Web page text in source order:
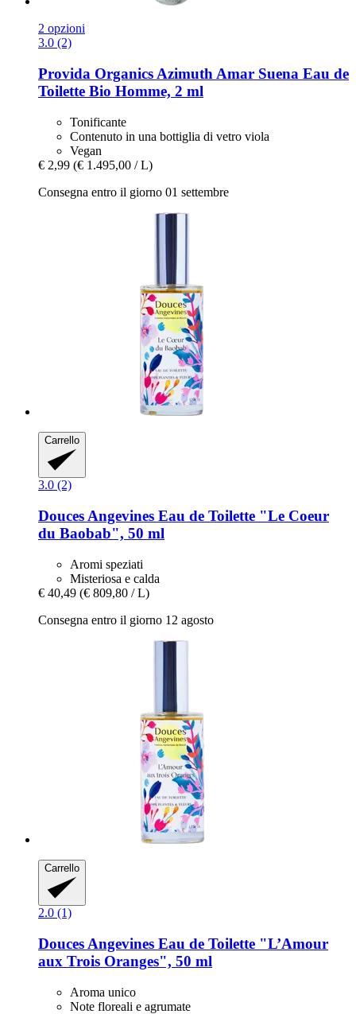
2 opzioni
3.0 (2)
Provida Organics Azimuth Amar Suena Eau de
Toilette Bio Homme, 2 ml
Tonificante
Contenuto in una bottiglia di vetro viola
Vegan
€ 2,99 (€ 1.495,00 / L)
Consegna entro il giorno 01 settembre
Carrello
3.0 (2)
Douces Angevines Eau de Toilette "Le Coeur
du Baobab", 50 ml
Aromi speziati
Misteriosa e calda
€ 40,49 (€ 809,80 / L)
Consegna entro il giorno 12 agosto
Carrello
2.0 (1)
Douces Angevines Eau de Toilette "L’Amour
aux Trois Oranges", 50 ml
Aroma unico
Note floreali e agrumate